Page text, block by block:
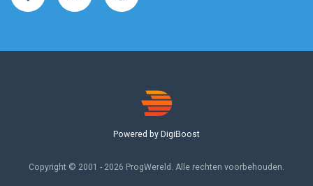
Powered by DigiBoost
Copyright © 2001 - 2026 ProgWereld. Alle rechten voorbehouden.